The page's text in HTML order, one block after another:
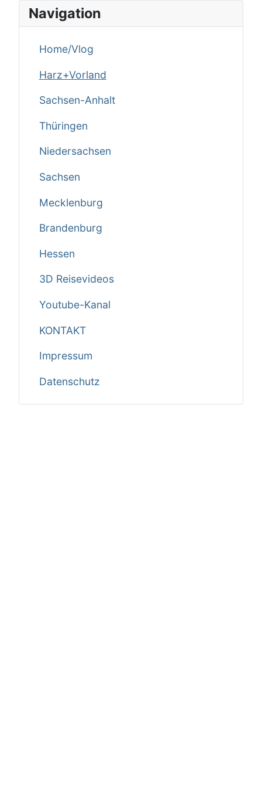
Navigation
Home/Vlog
Harz+Vorland
Sachsen-Anhalt
Thüringen
Niedersachsen
Sachsen
Mecklenburg
Brandenburg
Hessen
3D Reisevideos
Youtube-Kanal
KONTAKT
Impressum
Datenschutz